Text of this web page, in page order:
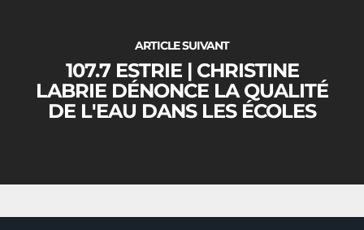
ARTICLE SUIVANT
107.7 ESTRIE | CHRISTINE
LABRIE DÉNONCE LA QUALITÉ
DE L'EAU DANS LES ÉCOLES